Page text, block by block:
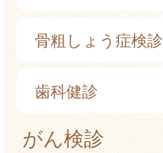
骨粗しょう症検診
歯科健診
がん検診